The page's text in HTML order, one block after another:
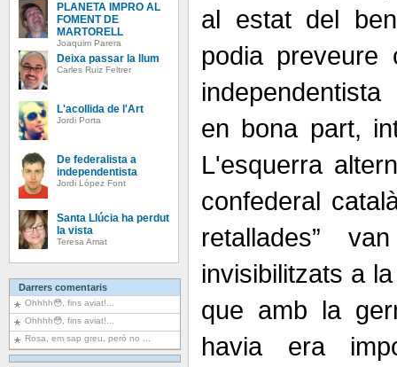
PLANETA IMPRO AL
FOMENT DE
MARTORELL
Joaquim Parera
Deixa passar la llum
Carles Ruiz Feltrer
L'acollida de l'Art
Jordi Porta
De federalista a
independentista
Jordi López Font
Santa Llúcia ha perdut
la vista
Teresa Amat
Darrers comentaris
Ohhhh😳, fins aviat!...
Ohhhh😳, fins aviat!...
Rosa, em sap greu, però no ...
al estat del
podia preveure
en bona part,
L'esquerra
confederal
retallades”
invisibilitzats a
que amb la
havia era